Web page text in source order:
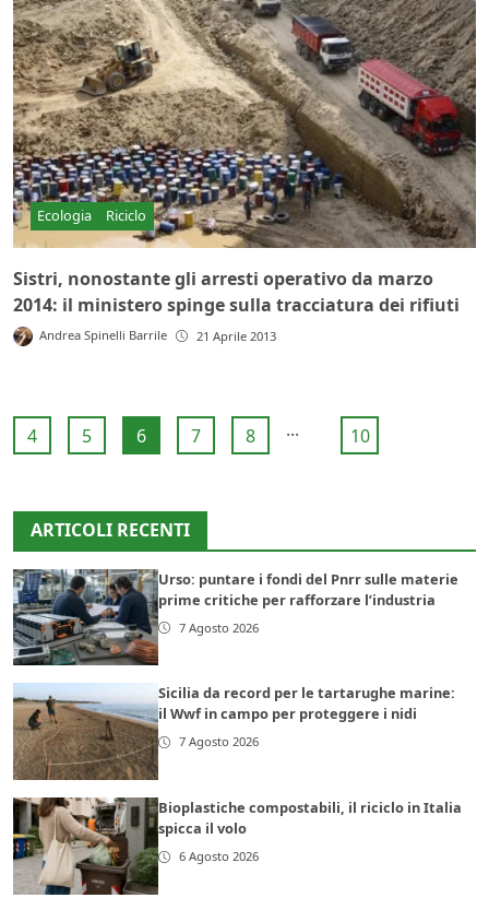
Ecologia Riciclo
Sistri, nonostante gli arresti operativo da marzo
2014: il ministero spinge sulla tracciatura dei rifiuti
Andrea Spinelli Barrile 21 Aprile 2013
4 5 6 7 8 ... 10
ARTICOLI RECENTI
Urso: puntare i fondi del Pnrr sulle materie
prime critiche per rafforzare l’industria
7 Agosto 2026
Sicilia da record per le tartarughe marine:
il Wwf in campo per proteggere i nidi
7 Agosto 2026
Bioplastiche compostabili, il riciclo in Italia
spicca il volo
6 Agosto 2026